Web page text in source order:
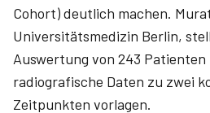
Cohort) deutlich machen.
Universitätsmedizin Berlin,
Auswertung von 243
radiografische Daten zu zwei
Zeitpunkten vorlagen.